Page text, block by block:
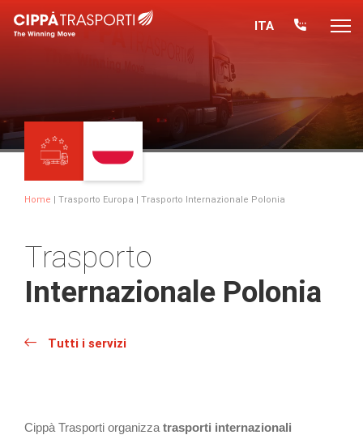
ITA
Home | Trasporto Europa | Trasporto Internazionale Polonia
Trasporto
Internazionale Polonia
Tutti i servizi
Cippà Trasporti organizza trasporti internazionali